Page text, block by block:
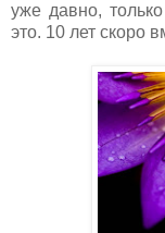
уже давно,
это. 10 лет скоро